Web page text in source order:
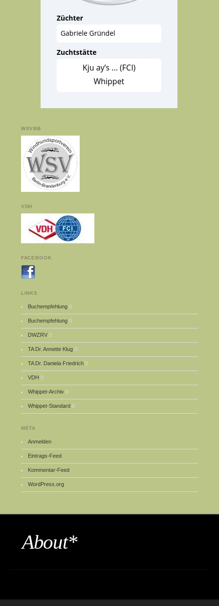
WSVBB
VDH
FACEBOOK
LINKS
Buchempfehlung 0
Buchempfehlung 0
DWZRV 0
TA Dr. Annette Klug 0
TA Dr. Daniela Friedrich 0
VDH 0
Whippet-Archiv 0
Whippet-Standard 0
META
Anmelden
Eintrags-Feed
Kommentar-Feed
WordPress.org
About*